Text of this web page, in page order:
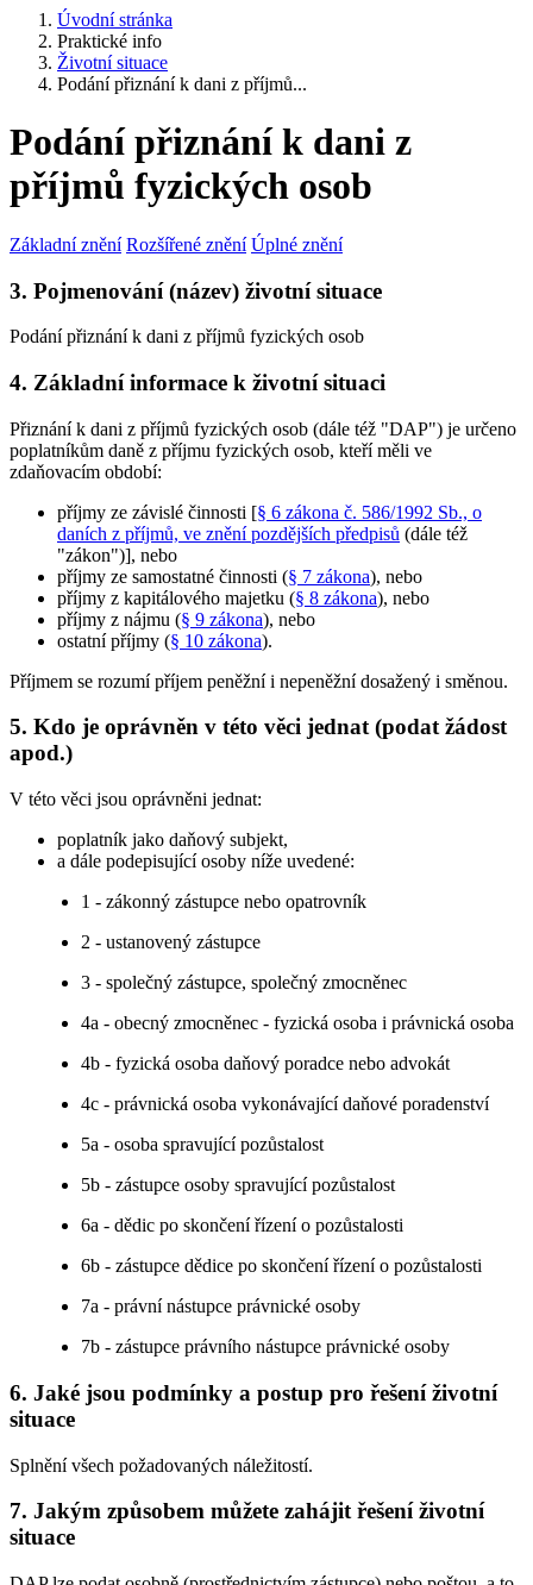
Úvodní stránka
Praktické info
Životní situace
Podání přiznání k dani z příjmů...
Podání přiznání k dani z
příjmů fyzických osob
Základní znění Rozšířené znění Úplné znění
3. Pojmenování (název) životní situace
Podání přiznání k dani z příjmů fyzických osob
4. Základní informace k životní situaci
Přiznání k dani z příjmů fyzických osob (dále též "DAP") je určeno
poplatníkům daně z příjmu fyzických osob, kteří měli ve
zdaňovacím období:
příjmy ze závislé činnosti [§ 6 zákona č. 586/1992 Sb., o
daních z příjmů, ve znění pozdějších předpisů (dále též
"zákon")], nebo
příjmy ze samostatné činnosti (§ 7 zákona), nebo
příjmy z kapitálového majetku (§ 8 zákona), nebo
příjmy z nájmu (§ 9 zákona), nebo
ostatní příjmy (§ 10 zákona).
Příjmem se rozumí příjem peněžní i nepeněžní dosažený i směnou.
5. Kdo je oprávněn v této věci jednat (podat žádost
apod.)
V této věci jsou oprávněni jednat:
poplatník jako daňový subjekt,
a dále podepisující osoby níže uvedené:
1 - zákonný zástupce nebo opatrovník
2 - ustanovený zástupce
3 - společný zástupce, společný zmocněnec
4a - obecný zmocněnec - fyzická osoba i právnická osoba
4b - fyzická osoba daňový poradce nebo advokát
4c - právnická osoba vykonávající daňové poradenství
5a - osoba spravující pozůstalost
5b - zástupce osoby spravující pozůstalost
6a - dědic po skončení řízení o pozůstalosti
6b - zástupce dědice po skončení řízení o pozůstalosti
7a - právní nástupce právnické osoby
7b - zástupce právního nástupce právnické osoby
6. Jaké jsou podmínky a postup pro řešení životní
situace
Splnění všech požadovaných náležitostí.
7. Jakým způsobem můžete zahájit řešení životní
situace